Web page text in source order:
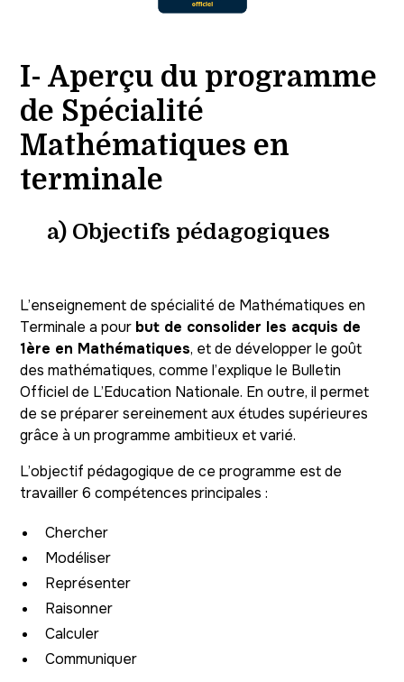
I- Aperçu du programme
de Spécialité
Mathématiques en
terminale
a) Objectifs pédagogiques
L’enseignement de spécialité de Mathématiques en
Terminale a pour but de consolider les acquis de
1ère en Mathématiques, et de développer le goût
des mathématiques, comme l’explique le Bulletin
Officiel de L’Education Nationale. En outre, il permet
de se préparer sereinement aux études supérieures
grâce à un programme ambitieux et varié.
L’objectif pédagogique de ce programme est de
travailler 6 compétences principales :
Chercher
Modéliser
Représenter
Raisonner
Calculer
Communiquer